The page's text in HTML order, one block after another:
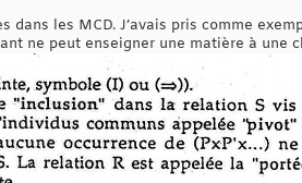
dans les MCD. J’avais pris comme
ne peut enseigner une matière à une